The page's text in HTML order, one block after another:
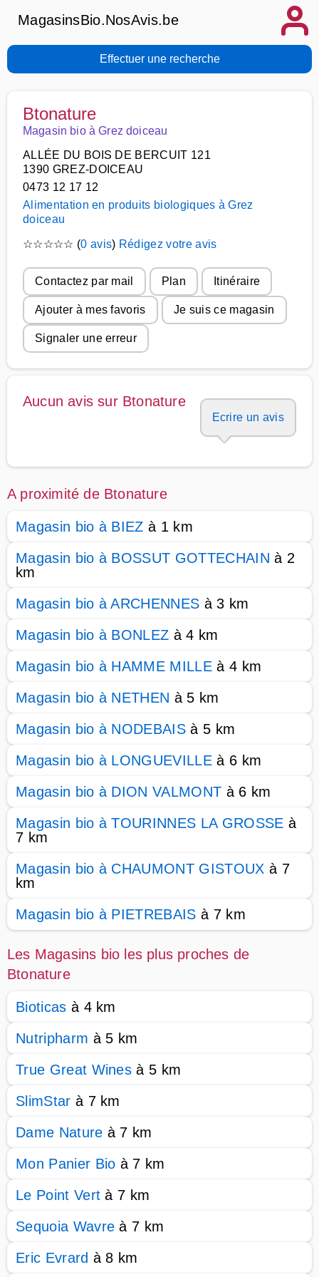
MagasinsBio.NosAvis.be
Effectuer une recherche
Btonature
Magasin bio à Grez doiceau
ALLÉE DU BOIS DE BERCUIT 121
1390 GREZ-DOICEAU
0473 12 17 12
Alimentation en produits biologiques à Grez
doiceau
☆☆☆☆☆ (0 avis) Rédigez votre avis
Contactez par mail Plan Itinéraire
Ajouter à mes favoris Je suis ce magasin
Signaler une erreur
Aucun avis sur Btonature
Ecrire un avis
A proximité de Btonature
Magasin bio à BIEZ à 1 km
Magasin bio à BOSSUT GOTTECHAIN à 2
km
Magasin bio à ARCHENNES à 3 km
Magasin bio à BONLEZ à 4 km
Magasin bio à HAMME MILLE à 4 km
Magasin bio à NETHEN à 5 km
Magasin bio à NODEBAIS à 5 km
Magasin bio à LONGUEVILLE à 6 km
Magasin bio à DION VALMONT à 6 km
Magasin bio à TOURINNES LA GROSSE à
7 km
Magasin bio à CHAUMONT GISTOUX à 7
km
Magasin bio à PIETREBAIS à 7 km
Les Magasins bio les plus proches de
Btonature
Bioticas à 4 km
Nutripharm à 5 km
True Great Wines à 5 km
SlimStar à 7 km
Dame Nature à 7 km
Mon Panier Bio à 7 km
Le Point Vert à 7 km
Sequoia Wavre à 7 km
Eric Evrard à 8 km